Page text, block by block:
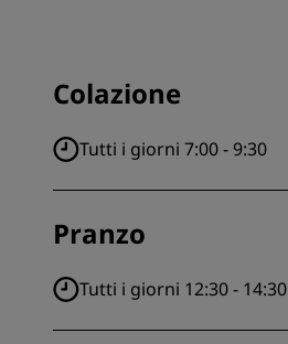
Colazione
Tutti i giorni 7:00 - 9:30
Pranzo
Tutti i giorni 12:30 - 14:30